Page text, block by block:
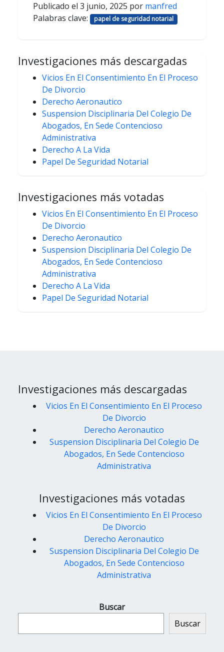
Publicado el 3 junio, 2025 por manfred
Palabras clave:
papel de seguridad notarial
Investigaciones más descargadas
Vicios En El Consentimiento En El Proceso
De Divorcio
Derecho Aeronautico
Suspension Disciplinaria Del Colegio De
Abogados, En Sede Contencioso
Administrativa
Derecho A La Vida
Papel De Seguridad Notarial
Investigaciones más votadas
Vicios En El Consentimiento En El Proceso
De Divorcio
Derecho Aeronautico
Suspension Disciplinaria Del Colegio De
Abogados, En Sede Contencioso
Administrativa
Derecho A La Vida
Papel De Seguridad Notarial
Investigaciones más descargadas
Vicios En El Consentimiento En El Proceso
De Divorcio
Derecho Aeronautico
Suspension Disciplinaria Del Colegio De
Abogados, En Sede Contencioso
Administrativa
Investigaciones más votadas
Vicios En El Consentimiento En El Proceso
De Divorcio
Derecho Aeronautico
Suspension Disciplinaria Del Colegio De
Abogados, En Sede Contencioso
Administrativa
Buscar
Buscar